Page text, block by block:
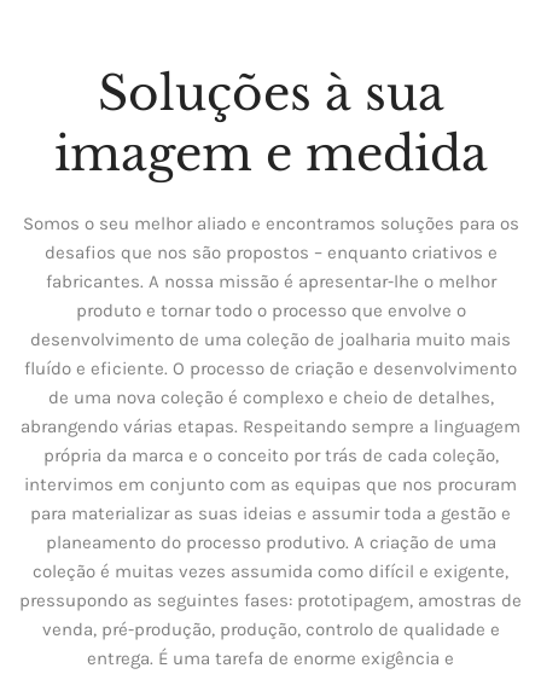
Soluções à sua
imagem e medida
Somos o seu melhor aliado e encontramos soluções para os
desafios que nos são propostos – enquanto criativos e
fabricantes. A nossa missão é apresentar-lhe o melhor
produto e tornar todo o processo que envolve o
desenvolvimento de uma coleção de joalharia muito mais
fluído e eficiente. O processo de criação e desenvolvimento
de uma nova coleção é complexo e cheio de detalhes,
abrangendo várias etapas. Respeitando sempre a linguagem
própria da marca e o conceito por trás de cada coleção,
intervimos em conjunto com as equipas que nos procuram
para materializar as suas ideias e assumir toda a gestão e
planeamento do processo produtivo. A criação de uma
coleção é muitas vezes assumida como difícil e exigente,
pressupondo as seguintes fases: prototipagem, amostras de
venda, pré-produção, produção, controlo de qualidade e
entrega. É uma tarefa de enorme exigência e